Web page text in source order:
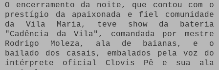
O encerramento da noite, que contou com o
prestígio da apaixonada e fiel comunidade
da Vila Maria, teve show da bateria
"Cadência da Vila", comandada por mestre
Rodrigo Moleza, ala de baianas, e o
bailado dos casais, embalados pela voz do
intérprete oficial Clovis Pê e sua ala